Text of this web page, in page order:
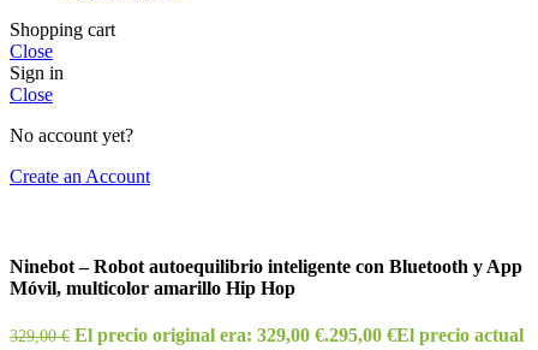
Shopping cart
Close
Sign in
Close
No account yet?
Create an Account
Ninebot – Robot autoequilibrio inteligente con Bluetooth y App
Móvil, multicolor amarillo Hip Hop
329,00€ El precio original era: 329,00 €.295,00 €El precio actual